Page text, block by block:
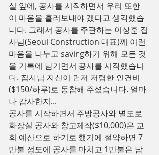
실 앞에, 공사를 시작하면서 우리 또한
이 마음을 흘러보내야 겠다고 생각했습
니다. 그래서 공사를 주관하는 이상훈 집
사님(Seoul Construction 대표)께 이런
마음을 나누고 saving하기 위해 모든 것
을 기록에 남기면서 공사를 시작했습니
다. 집사님 자신이 먼저 저렴한 인건비
($150/하루)로 동참해 주셨습니다. 얼마
나 감사한지...
공사를 시작하면서 주방공사와 별도로
화장실 공사와 창고제작($10,000)은 교
회 예산으로 하기로 했기에 절약하면 7
만불 정도에 공사를 마치고 1만불은 남